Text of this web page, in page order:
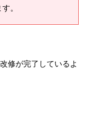
。
修が完了しているよ